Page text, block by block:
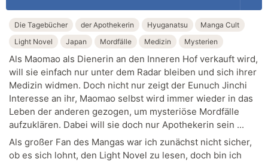
Die Tagebücher der Apothekerin Hyuganatsu
Manga Cult
Light Novel
Japan Mordfälle Medizin Mysterien
Als Maomao als Dienerin an den Inneren Hof verkauft wird,
will sie einfach nur unter dem Radar bleiben und sich ihrer
Medizin widmen. Doch nicht nur zeigt der Eunuch Jinchi
Interesse an ihr, Maomao selbst wird immer wieder in das
Leben der anderen gezogen, um mysteriöse Mordfälle
aufzuklären. Dabei will sie doch nur Apothekerin sein ...
Als großer Fan des Mangas war ich zunächst nicht sicher,
ob es sich lohnt, den Light Novel zu lesen, doch bin ich